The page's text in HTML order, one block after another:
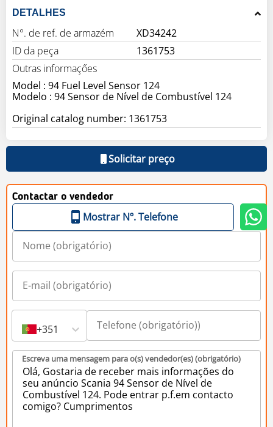
DETALHES
N°. de ref. de armazém
XD34242
ID da peça
1361753
Outras informaçőes
Model : 94 Fuel Level Sensor 124
Modelo : 94 Sensor de Nível de Combustível 124
Original catalog number: 1361753
Solicitar preço
Contactar o vendedor
Mostrar Nº. Telefone
+351
Escreva uma mensagem para o(s) vendedor(es) (obrigatório)